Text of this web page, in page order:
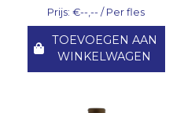
Prijs: €--,-- / Per fles
TOEVOEGEN AAN
WINKELWAGEN